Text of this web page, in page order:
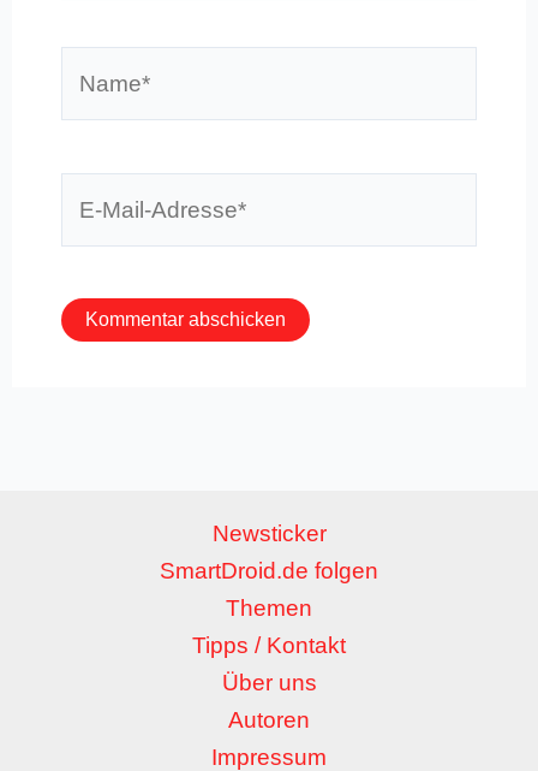
Newsticker
SmartDroid.de folgen
Themen
Tipps / Kontakt
Über uns
Autoren
Impressum